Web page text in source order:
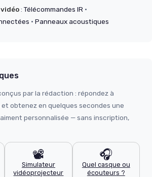
:Télécommandes IR ·
· Panneaux acoustiques
par la rédaction : répondez à
obtenez en quelques secondes une
personnalisée — sans inscription,
📽️
Simulateur
vidéoprojecteur
🎧
Quel casque ou
écouteurs ?